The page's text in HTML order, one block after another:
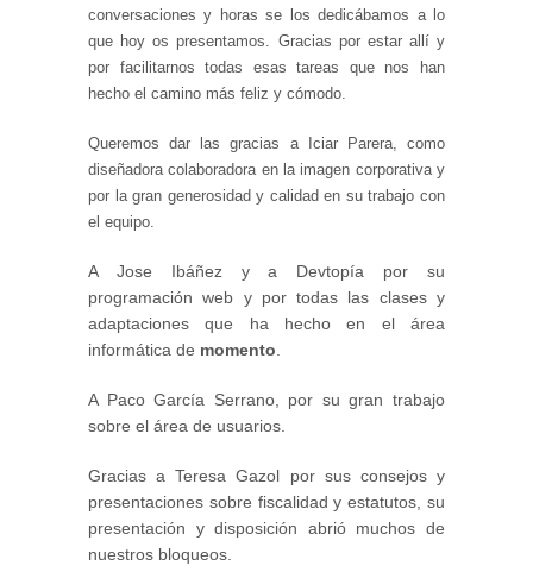
conversaciones y horas se los dedicábamos a lo
que hoy os presentamos. Gracias por estar allí y
por facilitarnos todas esas tareas que nos han
hecho el camino más feliz y cómodo.
Queremos dar las gracias a Iciar Parera, como
diseñadora colaboradora en la imagen corporativa y
por la gran generosidad y calidad en su trabajo con
el equipo.
A Jose Ibáñez y a Devtopía por su
programación web y por todas las clases y
adaptaciones que ha hecho en el área
informática de momento.
A Paco García Serrano, por su gran trabajo
sobre el área de usuarios.
Gracias a Teresa Gazol por sus consejos y
presentaciones sobre fiscalidad y estatutos, su
presentación y disposición abrió muchos de
nuestros bloqueos.